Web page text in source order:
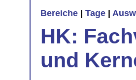
Bereiche Tage
HK:
und